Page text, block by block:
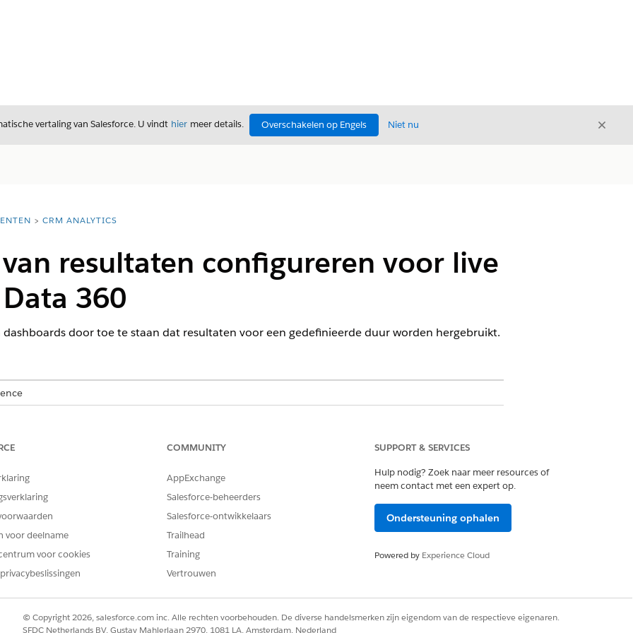
vertaling van Salesforce. U vindt hier meer details. Overschakelen op Engels Niet nu Sluiten
CRM ANALYTICS
resultaten configureren voor live
360
door toe te staan dat resultaten voor een gedefinieerde duur worden hergebruikt.
op in het vak Snel zoeken en selecteer vervolgens
van queryresultaten in uren een waarde op tussen 1 en 24.
OPGELOST?
om te verbeteren!
Ja Nee
voor deelname
voor cookies
COMMUNITY
AppExchange
Salesforce-beheerders
Salesforce-ontwikkelaars
Trailhead
Training
Vertrouwen
SUPPORT & SERVICES
Hulp nodig? Zoek naar meer resources of
neem contact met een expert op.
Ondersteuning ophalen
Powered by Experience Cloud
© Copyright 2026, salesforce.com inc. Alle rechten voorbehouden. De diverse handelsmerken zijn eigendom van de respectieve eigenaren.
SFDC Netherlands BV, Gustav Mahlerlaan 2970, 1081 LA, Amsterdam, Nederland